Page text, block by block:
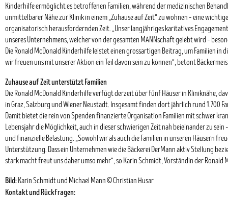
Kinderhilfe ermöglicht es betroffenen Familien, während der medizinischen
unmittelbarer Nähe zur Klinik in einem „Zuhause auf Zeit“ zu wohnen – eine
organisatorisch herausfordernden Zeit. „Unser langjähriges karitatives
unseres Unternehmens, welcher von der gesamten MANNschaft gelebt wird –
Die Ronald McDonald Kinderhilfe leistet einen grossartigen Beitrag, um Familien in
wir freuen uns mit unserer Aktion ein Teil davon sein zu können“, betont
Zuhause auf Zeit unterstützt Familien
Die Ronald McDonald Kinderhilfe verfügt derzeit über fünf Häuser in Kliniknähe,
in Graz, Salzburg und Wiener Neustadt. Insgesamt finden dort jährlich rund 1.700
Damit bietet die rein von Spenden finanzierte Organisation Familien mit schwer
Lebensjahr die Möglichkeit, auch in dieser schwierigen Zeit nah beieinander zu sein
und finanzielle Belastung. „Sowohl wir als auch die Familien in unseren Häusern
Unterstützung. Dass ein Unternehmen wie die Bäckerei DerMann aktiv Stellung
stark macht freut uns daher umso mehr“, so Karin Schmidt, Vorständin der Ronald
Bild: Karin Schmidt und Michael Mann © Christian Husar
Kontakt und Rückfragen: